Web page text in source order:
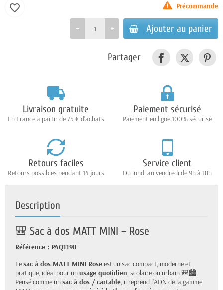
Précommande
Ajouter au panier
favorite_border
Partager
Livraison gratuite
En France à partir de 75 € d'achats
Paiement sécurisé
Paiement en ligne 100% sécurisé
Retours faciles
Retours possibles pendant 14 jours
Service client
Du lundi au vendredi de 9h à 18h
Description
🎒 Sac à dos MATT MINI – Rose
Référence : PAQ1198
Lesac à dos MATT MINI Roseest un sac compact, moderne et
pratique, idéal pour unusage quotidien, scolaire ou urbain 🎒🏙️.
Pensé comme unsac à dos / cartable, il reprend l’ADN de la gamme